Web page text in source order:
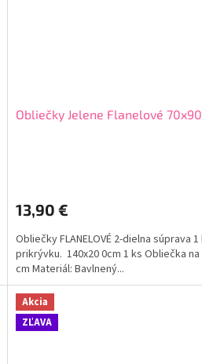
Obliečky Jelene Flanelové
13,90 €
Obliečky FLANELOVÉ 2-dielna súprava
prikrývku. 140x20 0cm 1 ks Obliečka
cm Materiál: Bavlnený...
Akcia
ZĽAVA